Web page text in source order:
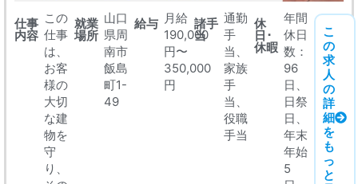
仕事
内容
この
仕事
は、
お客
様の
大切
な建
物を
守
り、
就業
場所
山口
県周
南市
飯島
町1-
49
給与 月給
190,000
円〜
350,000
円
諸手
当
通勤
手
当、
家族
手
当、
役職
手当
休
日･
休暇
年間
休日
数：
96
日、
日祭
日、
年末
年始
5
こ
の
求
人
の
詳
細
を
も
っ
と